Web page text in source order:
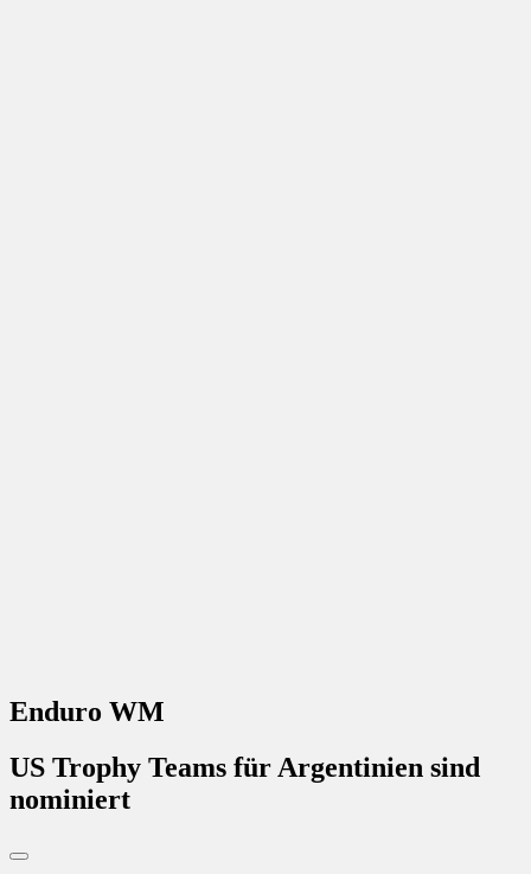
Enduro WM
US Trophy Teams für Argentinien sind
nominiert